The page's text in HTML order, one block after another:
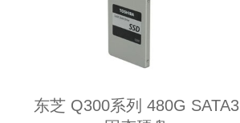
东芝 Q300系列 480G SATA3